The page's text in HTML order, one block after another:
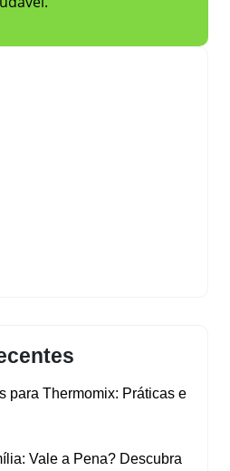
para Thermomix: Práticas e
Vale a Pena? Descubra